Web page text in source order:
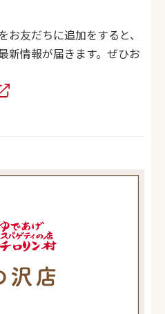
お友だちに追加をすると、
新情報が届きます。ぜひお